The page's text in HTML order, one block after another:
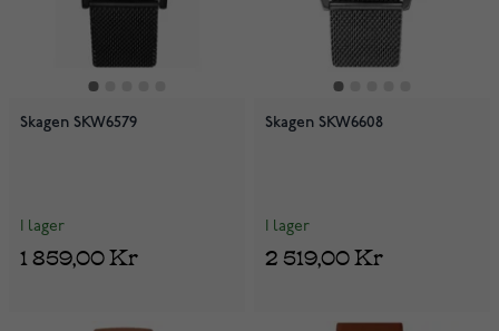
Skagen SKW6579
I lager
1 859,00 Kr
Skagen SKW6608
I lager
2 519,00 Kr